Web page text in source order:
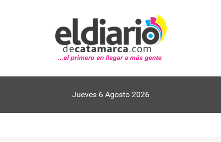
Jueves 6 Agosto 2026